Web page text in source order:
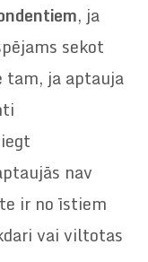
, ja
sekot
tam, ja aptauja
nav
ir no īstiem
vai viltotas